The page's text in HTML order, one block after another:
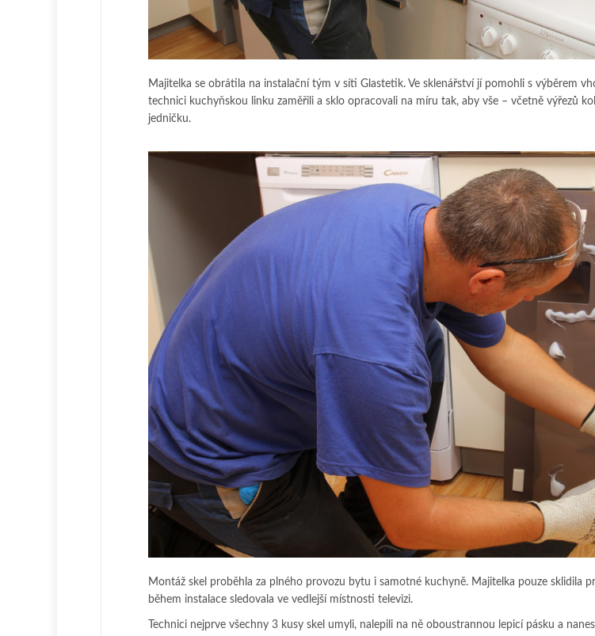
Majitelka se obrátila na instalační tým v síti Glastetik. Ve sklenářství jí pomohli s výběrem
technici kuchyňskou linku zaměřili a sklo opracovali na míru tak, aby vše – včetně výřezů
jedničku.
Montáž skel proběhla za plného provozu bytu i samotné kuchyně. Majitelka pouze sklidila
během instalace sledovala ve vedlejší místnosti televizi.
Technici nejprve všechny 3 kusy skel umyli, nalepili na ně oboustrannou lepicí pásku a